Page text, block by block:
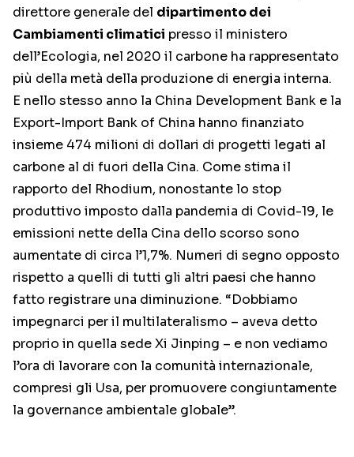
direttore generale del dipartimento dei
Cambiamenti climatici presso il ministero
dell’Ecologia, nel 2020 il carbone ha rappresentato
più della metà della produzione di energia interna.
E nello stesso anno la China Development Bank e la
Export-Import Bank of China hanno finanziato
insieme 474 milioni di dollari di progetti legati al
carbone al di fuori della Cina. Come stima il
rapporto del Rhodium, nonostante lo stop
produttivo imposto dalla pandemia di Covid-19, le
emissioni nette della Cina dello scorso sono
aumentate di circa l’1,7%. Numeri di segno opposto
rispetto a quelli di tutti gli altri paesi che hanno
fatto registrare una diminuzione. “Dobbiamo
impegnarci per il multilateralismo – aveva detto
proprio in quella sede Xi Jinping – e non vediamo
l’ora di lavorare con la comunità internazionale,
compresi gli Usa, per promuovere congiuntamente
la governance ambientale globale”.